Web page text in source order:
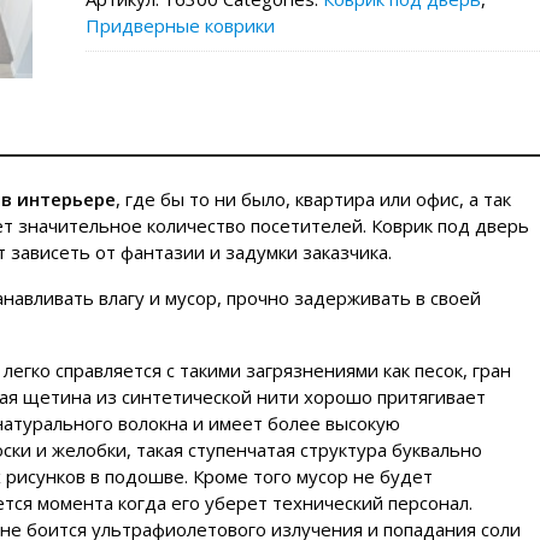
Придверные коврики
интерьере, где бы то ни было, квартира или офис, а так
количество посетителей. Коврик под дверь
от фантазии и задумки заказчика.
влагу и мусор, прочно задерживать в своей
справляется с такими загрязнениями как песок, гран
щетина из синтетической нити хорошо притягивает
волокна и имеет более высокую
и желобки, такая ступенчатая структура буквально
в подошве. Кроме того мусор не будет
момента когда его уберет технический персонал.
боится ультрафиолетового излучения и попадания соли